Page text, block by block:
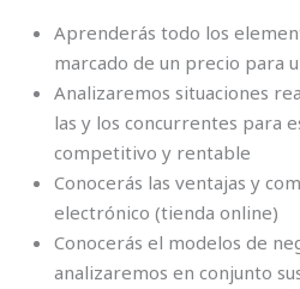
Aprenderás todo los
marcado de un precio para
Analizaremos situaciones
las y los concurrentes para
competitivo y rentable
Conocerás las ventajas y
electrónico (tienda online)
Conocerás el modelos de
analizaremos en conjunto